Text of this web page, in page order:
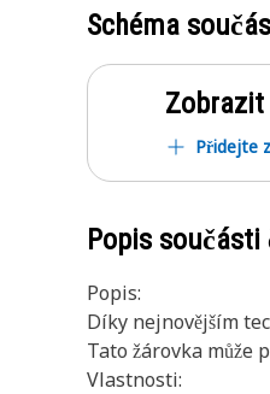
Schéma
Přidejte
Popis součásti
Popis:
Díky nejnovějším
Tato žárovka může
Vlastnosti: